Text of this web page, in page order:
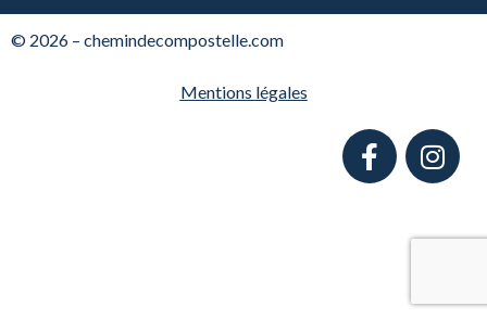
© 2026 – chemindecompostelle.com
Mentions légales